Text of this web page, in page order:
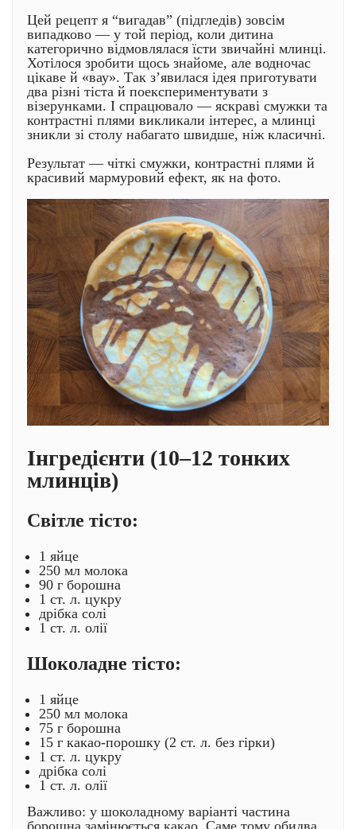
Цей рецепт я “вигадав” (підгледів) зовсім
випадково — у той період, коли дитина
категорично відмовлялася їсти звичайні млинці.
Хотілося зробити щось знайоме, але водночас
цікаве й «вау». Так з’явилася ідея приготувати
два різні тіста й поекспериментувати з
візерунками. І спрацювало — яскраві смужки та
контрастні плями викликали інтерес, а млинці
зникли зі столу набагато швидше, ніж класичні.
Результат — чіткі смужки, контрастні плями й
красивий мармуровий ефект, як на фото.
Інгредієнти (10–12 тонких
млинців)
Світле тісто:
1 яйце
250 мл молока
90 г борошна
1 ст. л. цукру
дрібка солі
1 ст. л. олії
Шоколадне тісто:
1 яйце
250 мл молока
75 г борошна
15 г какао-порошку (2 ст. л. без гірки)
1 ст. л. цукру
дрібка солі
1 ст. л. олії
Важливо: у шоколадному варіанті частина
борошна замінюється какао. Саме тому обидва